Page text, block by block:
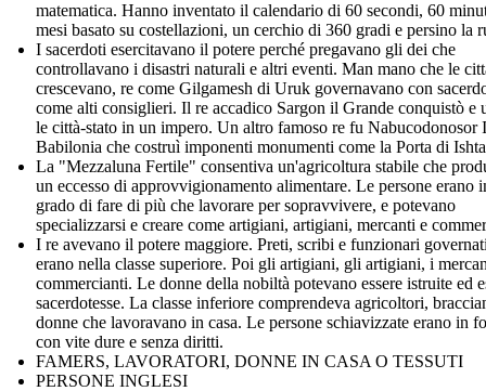
matematica. Hanno inventato il calendario di 60 secondi, 60
mesi basato su costellazioni, un cerchio di 360 gradi e persino la
I sacerdoti esercitavano il potere perché pregavano gli dei che
controllavano i disastri naturali e altri eventi. Man mano che le
crescevano, re come Gilgamesh di Uruk governavano con
come alti consiglieri. Il re accadico Sargon il Grande conquistò e
le città-stato in un impero. Un altro famoso re fu Nabucodonosor
Babilonia che costruì imponenti monumenti come la Porta di
La "Mezzaluna Fertile" consentiva un'agricoltura stabile che
un eccesso di approvvigionamento alimentare. Le persone erano
grado di fare di più che lavorare per sopravvivere, e potevano
specializzarsi e creare come artigiani, artigiani, mercanti e
I re avevano il potere maggiore. Preti, scribi e funzionari
erano nella classe superiore. Poi gli artigiani, gli artigiani, i
commercianti. Le donne della nobiltà potevano essere istruite ed
sacerdotesse. La classe inferiore comprendeva agricoltori,
donne che lavoravano in casa. Le persone schiavizzate erano in
con vite dure e senza diritti.
FAMERS, LAVORATORI, DONNE IN CASA O TESSUTI
PERSONE INGLESI